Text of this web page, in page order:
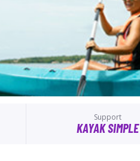
Support
KAYAK SIMPLE